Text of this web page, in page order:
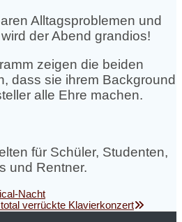
Alltagsproblemen und
der Abend grandios!
zeigen die beiden
dass sie ihrem Background
alle Ehre machen.
für Schüler, Studenten,
und Rentner.
Nacht
verrückte Klavierkonzert